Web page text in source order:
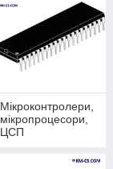
Мікроконтролери,
мікропроцесори,
ЦСП